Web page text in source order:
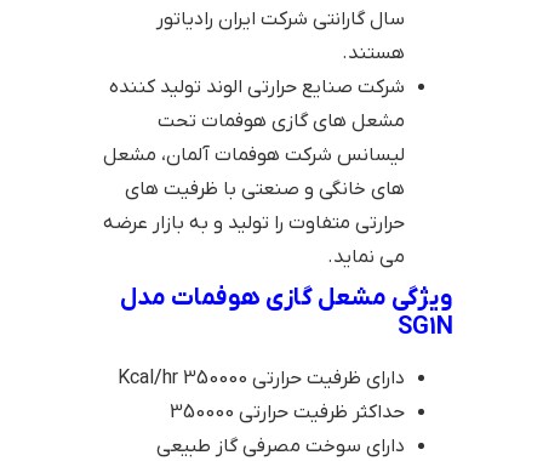
سال گارانتی شرکت ایران رادیاتور
هستند.
شرکت صنایع حرارتی الوند تولید کننده
مشعل های گازی هوفمات تحت
لیسانس شرکت هوفمات آلمان، مشعل
های خانگی و صنعتی با ظرفیت های
حرارتی متفاوت را تولید و به بازار عرضه
می نماید.
ویژگی مشعل گازی هوفمات مدل
SG1N
دارای ظرفیت حرارتی 350000 Kcal/hr
حداکثر ظرفیت حرارتی 350000
دارای سوخت مصرفی گاز طبیعی